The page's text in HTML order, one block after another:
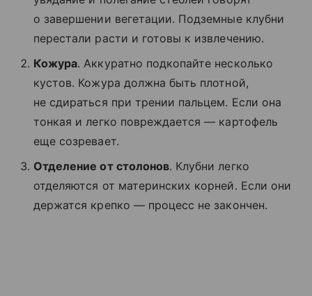
о завершении вегетации. Подземные клубни
перестали расти и готовы к извлечению.
Кожура. Аккуратно подкопайте несколько
кустов. Кожура должна быть плотной,
не сдираться при трении пальцем. Если она
тонкая и легко повреждается — картофель
еще созревает.
Отделение от столонов. Клубни легко
отделяются от материнских корней. Если они
держатся крепко — процесс не закончен.